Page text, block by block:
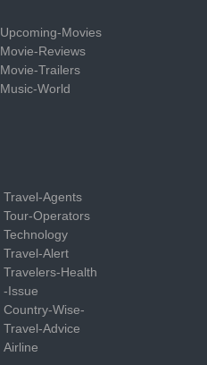
Upcoming-Movies
Movie-Reviews
Movie-Trailers
Music-World
Travel-Agents
Tour-Operators
Technology
Travel-Alert
Travelers-Health
-Issue
Country-Wise-
Travel-Advice
Airline